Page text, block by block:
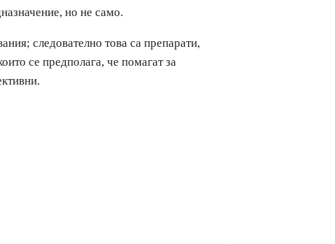
но не само.
следователно това са препарати,
се предполага, че помагат за